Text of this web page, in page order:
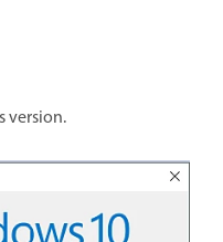
version.